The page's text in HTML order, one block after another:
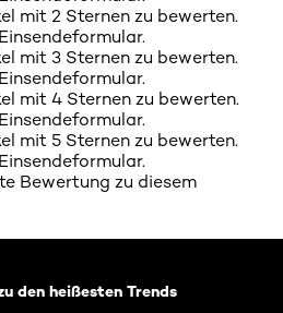
mit 2 Sternen zu bewerten.
mit 3 Sternen zu bewerten.
mit 4 Sternen zu bewerten.
mit 5 Sternen zu bewerten.
Bewertung zu diesem
den heißesten Trends